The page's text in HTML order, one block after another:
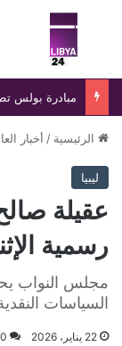
بحث عن
مبادرة بولس
الرئيسية / أخبار
ليبيا
عقيلة
رسمية
مجلس النواب
السياسات
22 يناير، 2026 0